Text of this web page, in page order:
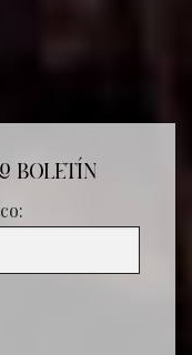
BOLETÍN